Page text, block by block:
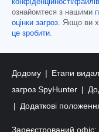
конфіденційності/
ознайомтеся з нашими
оцінки загроз. Якщо ви
це зробити.
Додому Етапи
загроз SpyHunter
Додаткові
Зареєстрований